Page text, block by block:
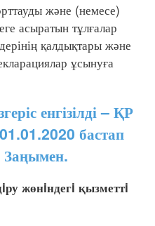
және (немесе)
асыратын тұлғалар
қалдықтары және
ұсынуға
енгізілді – ҚР
бастап
Заңымен.
жөнiндегi қызметтi